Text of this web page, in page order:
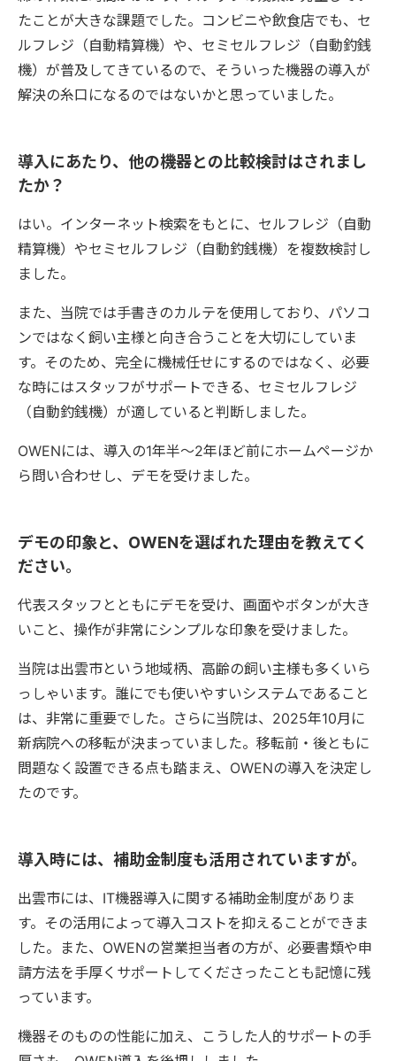
たことが大きな課題でした。コンビニや飲食店でも、セ
ルフレジ（自動精算機）や、セミセルフレジ（自動釣銭
機）が普及してきているので、そういった機器の導入が
解決の糸口になるのではないかと思っていました。
導入にあたり、他の機器との比較検討はされまし
たか？
はい。インターネット検索をもとに、セルフレジ（自動
精算機）やセミセルフレジ（自動釣銭機）を複数検討し
ました。
また、当院では手書きのカルテを使用しており、パソコ
ンではなく飼い主様と向き合うことを大切にしていま
す。そのため、完全に機械任せにするのではなく、必要
な時にはスタッフがサポートできる、セミセルフレジ
（自動釣銭機）が適していると判断しました。
OWENには、導入の1年半〜2年ほど前にホームページか
ら問い合わせし、デモを受けました。
デモの印象と、OWENを選ばれた理由を教えてく
ださい。
代表スタッフとともにデモを受け、画面やボタンが大き
いこと、操作が非常にシンプルな印象を受けました。
当院は出雲市という地域柄、高齢の飼い主様も多くいら
っしゃいます。誰にでも使いやすいシステムであること
は、非常に重要でした。さらに当院は、2025年10月に
新病院への移転が決まっていました。移転前・後ともに
問題なく設置できる点も踏まえ、OWENの導入を決定し
たのです。
導入時には、補助金制度も活用されていますが。
出雲市には、IT機器導入に関する補助金制度がありま
す。その活用によって導入コストを抑えることができま
した。また、OWENの営業担当者の方が、必要書類や申
請方法を手厚くサポートしてくださったことも記憶に残
っています。
機器そのものの性能に加え、こうした人的サポートの手